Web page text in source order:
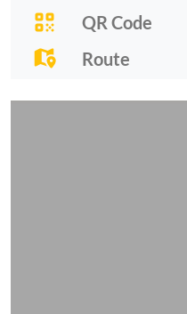
QR Code
Route